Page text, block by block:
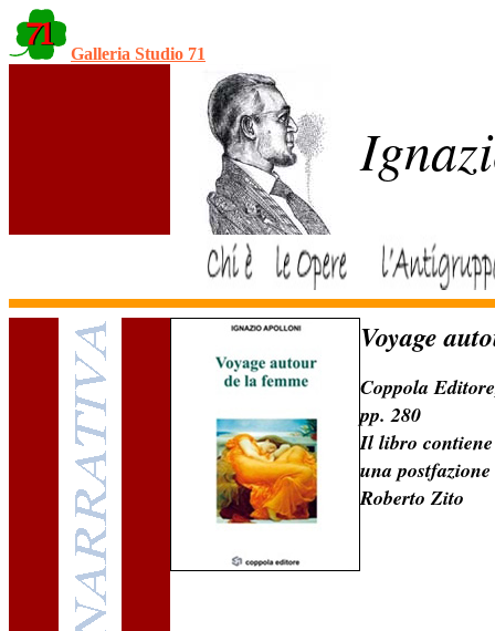
Galleria Studio 71
Voyage
Coppola
pp. 280
Il libro
una
Roberto Zito